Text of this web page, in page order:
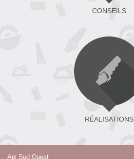
CONSEILS
RÉALISATIONS
Api Sud Ouest